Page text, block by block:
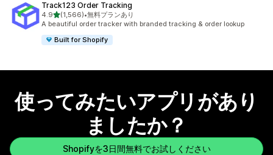
Track123 Order Tracking
4.95つ星中
(1,566)
合計レビュー数：1566件
•無料プランあり
A beautiful order tracker with branded tracking & order lookup
Built for Shopify
使ってみたいアプリがあり
ましたか？
Shopifyを3日間無料でお試しください